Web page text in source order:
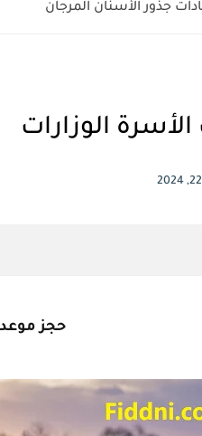
جذور الأسنان المرجان
الوزارات
حجز